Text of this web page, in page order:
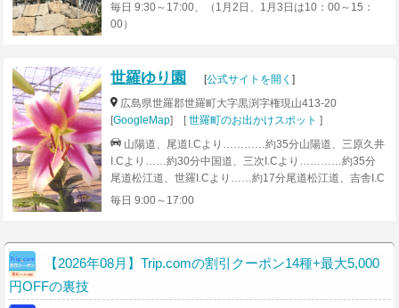
毎日 9:30～17:00、（1月2日、1月3日は10：00～15：
00）
世羅ゆり園 [公式サイトを開く]
広島県世羅郡世羅町大字黒渕字権現山413-20
[GoogleMap] [世羅町のお出かけスポット ]
山陽道、尾道I.Cより…………約35分山陽道、三原久井
I.Cより……約30分中国道、三次I.Cより…………約35分
尾道松江道、世羅I.Cより……約17分尾道松江道、吉舎I.C
より……約17分
毎日 9:00～17:00
【2026年08月】Trip.comの割引クーポン14種+最大5,000
円OFFの裏技